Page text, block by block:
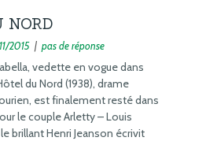
NORD
2015 | pas de réponse
vedette en vogue dans
du Nord (1938), drame
est finalement resté dans
le couple Arletty – Louis
brillant Henri Jeanson écrivit